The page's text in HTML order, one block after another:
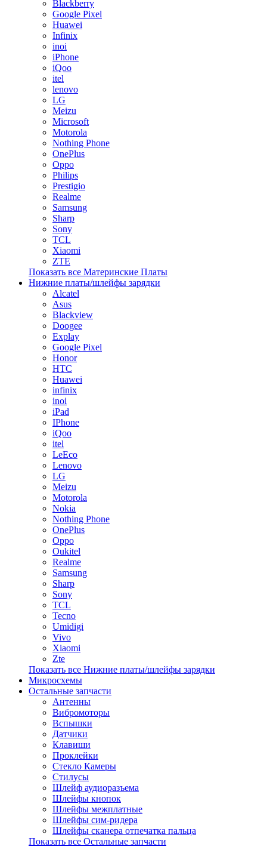
Blackberry
Google Pixel
Huawei
Infinix
inoi
iPhone
iQoo
itel
lenovo
LG
Meizu
Microsoft
Motorola
Nothing Phone
OnePlus
Oppo
Philips
Prestigio
Realme
Samsung
Sharp
Sony
TCL
Xiaomi
ZTE
Показать все Материнские Платы
Нижние платы/шлейфы зарядки
Alcatel
Asus
Blackview
Doogee
Explay
Google Pixel
Honor
HTC
Huawei
infinix
inoi
iPad
IPhone
iQoo
itel
LeEco
Lenovo
LG
Meizu
Motorola
Nokia
Nothing Phone
OnePlus
Oppo
Oukitel
Realme
Samsung
Sharp
Sony
TCL
Tecno
Umidigi
Vivo
Xiaomi
Zte
Показать все Нижние платы/шлейфы зарядки
Микросхемы
Остальные запчасти
Антенны
Вибромоторы
Вспышки
Датчики
Клавиши
Проклейки
Стекло Камеры
Стилусы
Шлейф аудиоразъема
Шлейфы кнопок
Шлейфы межплатные
Шлейфы сим-ридера
Шлейфы сканера отпечатка пальца
Показать все Остальные запчасти